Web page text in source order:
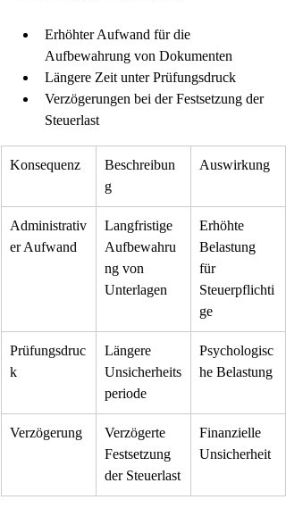
Erhöhter Aufwand für die
Aufbewahrung von Dokumenten
Längere Zeit unter Prüfungsdruck
Verzögerungen bei der Festsetzung der
Steuerlast
Konsequenz
Beschreibun
g
Auswirkung
Administrativ
er Aufwand
Langfristige
Aufbewahru
ng von
Unterlagen
Erhöhte
Belastung
für
Steuerpflichti
ge
Prüfungsdruc
k
Längere
Unsicherheits
periode
Psychologisc
he Belastung
Verzögerung
Verzögerte
Festsetzung
der Steuerlast
Finanzielle
Unsicherheit